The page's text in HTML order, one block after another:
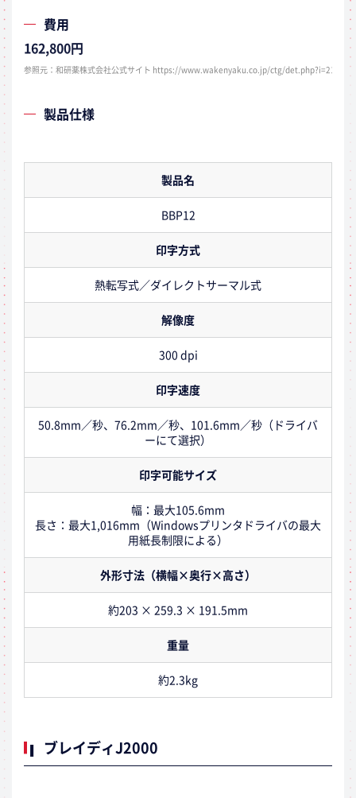
費用
162,800円
参照元：和研薬株式会社公式サイト https://www.wakenyaku.co.jp/ctg/det.php?i=2125
製品仕様
製品名
BBP12
印字方式
熱転写式／ダイレクトサーマル式
解像度
300 dpi
印字速度
50.8mm／秒、76.2mm／秒、101.6mm／秒（ドライバ
ーにて選択）
印字可能サイズ
幅：最大105.6mm
長さ：最大1,016mm（Windowsプリンタドライバの最大
用紙長制限による）
外形寸法（横幅×奥行×高さ）
約203 × 259.3 × 191.5mm
重量
約2.3kg
ブレイディJ2000